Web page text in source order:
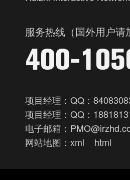
服务热线（国外用户请
400-
项目经理：QQ：
项目经理：QQ：
电子邮箱：
网站地图： xml html